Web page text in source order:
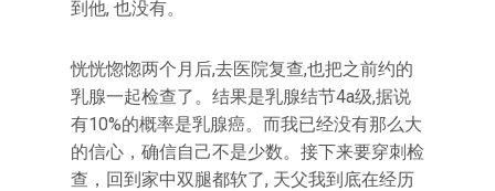
到他, 也没有。
恍恍惚惚两个月后,去医院复查,也把之前约的
乳腺一起检查了。结果是乳腺结节4a级,据说
有10%的概率是乳腺癌。而我已经没有那么大
的信心，确信自己不是少数。接下来要穿刺检
查，回到家中双腿都软了, 天父我到底在经历